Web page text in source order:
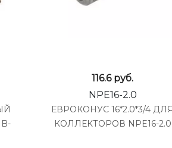
116.6 руб.
NPE16-2.0
ЕВРОКОНУС 16*2.0*3/4 ДЛЯ
КОЛЛЕКТОРОВ NPE16-2.0